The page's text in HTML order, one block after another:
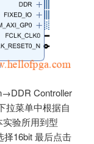
Controller
拉菜单中根据自
验所用到型
择16bit 最后点击